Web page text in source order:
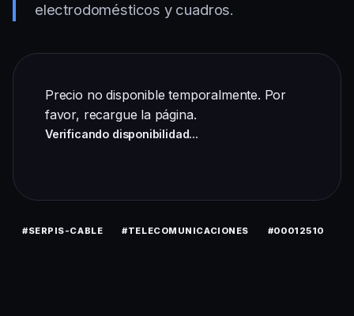
electrodomésticos y cuadros.
Precio no disponible temporalmente. Por
favor, recargue la página.
Verificando disponibilidad...
#SERPIS-CABLE #TELECOMUNICACIONES #00012510